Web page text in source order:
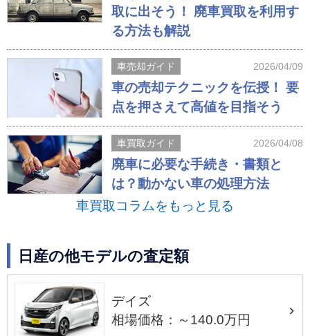
取に出そう！ 廃車買取を利用す
る方法も解説
車売却ガイド 2026/04/09
車の売却テクニックを伝授！ 要
点を押さえて高値を目指そう
車買取ガイド 2026/04/08
廃車に必要な手続き・書類と
は？動かない車の処理方法
車買取コラムをもっと見る
日産の他モデルの査定額
デイズ
相場価格：～140.0万円